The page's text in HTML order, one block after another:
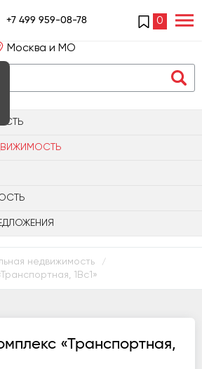
+7 499 959-08-78 0
Москва и МО
недвижимость /
1Вс1»
«Транспортная,